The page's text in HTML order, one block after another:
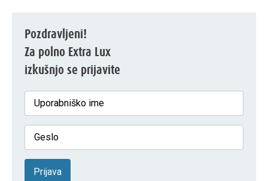
Pozdravljeni!
Za polno Extra Lux
izkušnjo se prijavite
Prijava